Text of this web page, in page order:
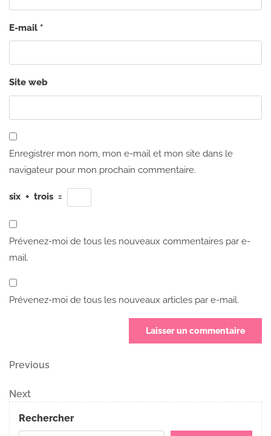
E-mail *
Site web
Enregistrer mon nom, mon e-mail et mon site dans le
navigateur pour mon prochain commentaire.
six + trois =
Prévenez-moi de tous les nouveaux commentaires par e-
mail.
Prévenez-moi de tous les nouveaux articles par e-mail.
Navigation
de
l’article
Previous
Previous
Next
Post
Next
Rechercher